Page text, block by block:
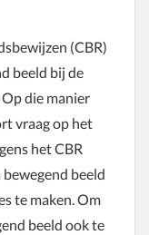
(CBR)
beeld bij de
die manier
vraag op het
het CBR
beeld
te maken. Om
beeld ook te